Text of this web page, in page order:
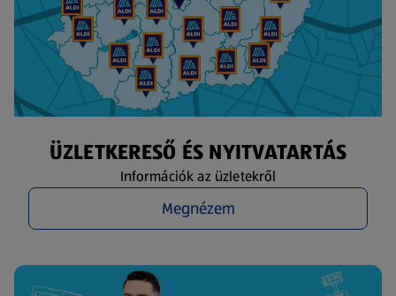
ÜZLETKERESŐ ÉS NYITVATARTÁS
Információk az üzletekről
Megnézem